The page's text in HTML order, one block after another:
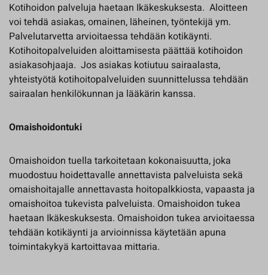
Kotihoidon palveluja haetaan Ikäkeskuksesta. Aloitteen
voi tehdä asiakas, omainen, läheinen, työntekijä ym.
Palvelutarvetta arvioitaessa tehdään kotikäynti.
Kotihoitopalveluiden aloittamisesta päättää kotihoidon
asiakasohjaaja. Jos asiakas kotiutuu sairaalasta,
yhteistyötä kotihoitopalveluiden suunnittelussa tehdään
sairaalan henkilökunnan ja lääkärin kanssa.
Omaishoidontuki
Omaishoidon tuella tarkoitetaan kokonaisuutta, joka
muodostuu hoidettavalle annettavista palveluista sekä
omaishoitajalle annettavasta hoitopalkkiosta, vapaasta ja
omaishoitoa tukevista palveluista. Omaishoidon tukea
haetaan Ikäkeskuksesta. Omaishoidon tukea arvioitaessa
tehdään kotikäynti ja arvioinnissa käytetään apuna
toimintakykyä kartoittavaa mittaria.